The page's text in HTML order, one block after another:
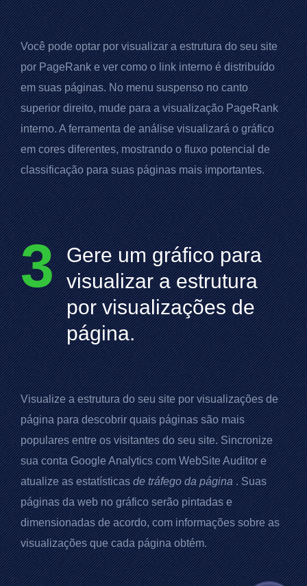
Você pode optar por visualizar a estrutura do seu site
porPageRanke ver como o link interno é distribuído
em suas páginas. No menu suspenso no canto
superior direito, mude para a visualizaçãoPageRank
interno. A ferramenta de análise visualizará o gráfico
em cores diferentes, mostrando o fluxo potencial de
classificação para suas páginas mais importantes.
3 Gere um gráfico para
visualizar a estrutura
por visualizações de
página.
Visualize a estrutura do seu site por visualizações de
página para descobrir quais páginas são mais
populares entre os visitantes do seu site. Sincronize
sua contaGoogle AnalyticscomWebSite Auditore
atualize as estatísticasde tráfego da página. Suas
páginas da web no gráfico serão pintadas e
dimensionadas de acordo, com informações sobre as
visualizações que cada página obtém.